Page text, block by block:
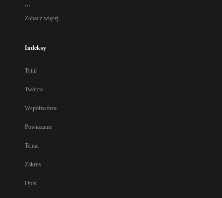
...
Zobacz więcej
Indeksy
Tytuł
Twórca
Współtwórca
Powiązanie
Temat
Zakres
Opis